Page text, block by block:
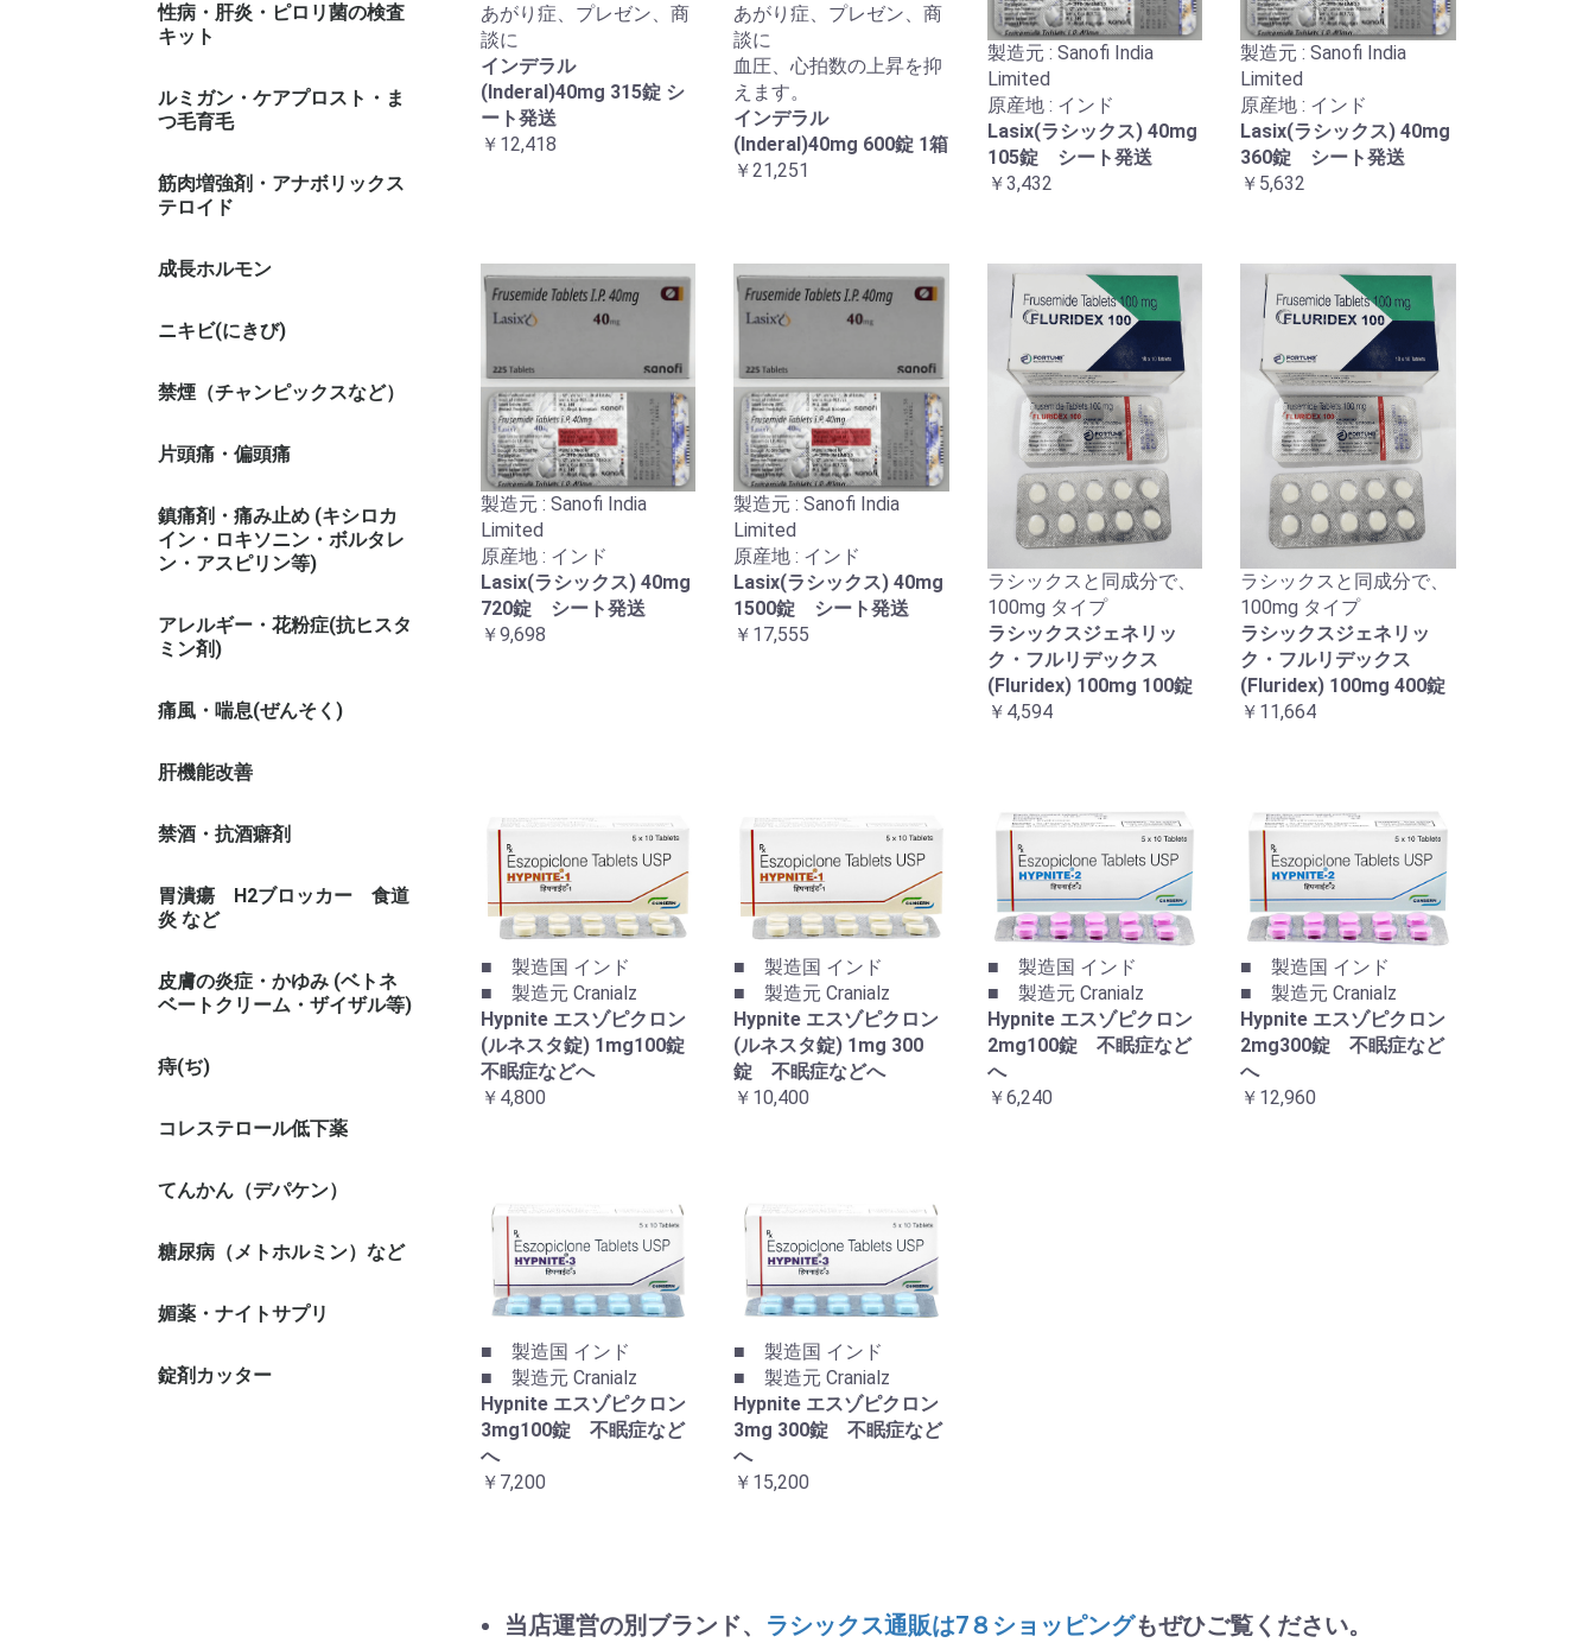
性病・肝炎・ピロリ菌の検査
キット
ルミガン・ケアプロスト・ま
つ毛育毛
筋肉増強剤・アナボリックス
テロイド
成長ホルモン
ニキビ(にきび)
禁煙（チャンピックスなど）
片頭痛・偏頭痛
鎮痛剤・痛み止め (キシロカ
イン・ロキソニン・ボルタレ
ン・アスピリン等)
アレルギー・花粉症(抗ヒスタ
ミン剤)
痛風・喘息(ぜんそく)
肝機能改善
禁酒・抗酒癖剤
胃潰瘍 H2ブロッカー 食道
炎 など
皮膚の炎症・かゆみ (ベトネ
ベートクリーム・ザイザル等)
痔(ぢ)
コレステロール低下薬
てんかん（デパケン）
糖尿病（メトホルミン）など
媚薬・ナイトサプリ
錠剤カッター
あがり症、プレゼン、商
談に
インデラル
(Inderal)40mg 315錠 シ
ート発送
￥12,418
あがり症、プレゼン、商
談に
血圧、心拍数の上昇を抑
えます。
インデラル
(Inderal)40mg 600錠 1箱
￥21,251
製造元 : Sanofi India
Limited
原産地 : インド
Lasix(ラシックス) 40mg
105錠 シート発送
￥3,432
製造元 : Sanofi India
Limited
原産地 : インド
Lasix(ラシックス) 40mg
360錠 シート発送
￥5,632
製造元 : Sanofi India
Limited
原産地 : インド
Lasix(ラシックス) 40mg
720錠 シート発送
￥9,698
製造元 : Sanofi India
Limited
原産地 : インド
Lasix(ラシックス) 40mg
1500錠 シート発送
￥17,555
ラシックスと同成分で、
100mg タイプ
ラシックスジェネリッ
ク・フルリデックス
(Fluridex) 100mg 100錠
￥4,594
ラシックスと同成分で、
100mg タイプ
ラシックスジェネリッ
ク・フルリデックス
(Fluridex) 100mg 400錠
￥11,664
■ 製造国 インド
■ 製造元 Cranialz
Hypnite エスゾピクロン
(ルネスタ錠) 1mg100錠
不眠症などへ
￥4,800
■ 製造国 インド
■ 製造元 Cranialz
Hypnite エスゾピクロン
(ルネスタ錠) 1mg 300
錠 不眠症などへ
￥10,400
■ 製造国 インド
■ 製造元 Cranialz
Hypnite エスゾピクロン
2mg100錠 不眠症など
へ
￥6,240
■ 製造国 インド
■ 製造元 Cranialz
Hypnite エスゾピクロン
2mg300錠 不眠症など
へ
￥12,960
■ 製造国 インド
■ 製造元 Cranialz
Hypnite エスゾピクロン
3mg100錠 不眠症など
へ
￥7,200
■ 製造国 インド
■ 製造元 Cranialz
Hypnite エスゾピクロン
3mg 300錠 不眠症など
へ
￥15,200
当店運営の別ブランド、 ラシックス通販は7８ショッピングもぜひご覧ください。